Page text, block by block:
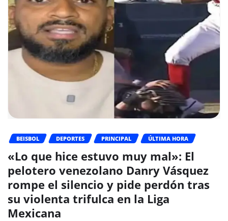
BEISBOL DEPORTES PRINCIPAL ÚLTIMA HORA
«Lo que hice estuvo muy mal»: El
pelotero venezolano Danry Vásquez
rompe el silencio y pide perdón tras
su violenta trifulca en la Liga
Mexicana